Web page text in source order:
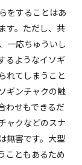
をすることはあ
す。ただし、共
一応ちゅういし
るようなイソギ
れてしまうこと
ギンチャクの触
わせもできるだ
ャクなどのスナ
無害です。大型
こともあるため